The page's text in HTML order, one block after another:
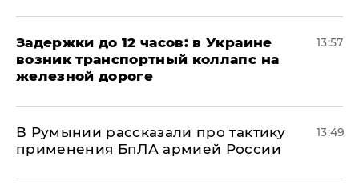
Задержки до 12 часов: в Украине
возник транспортный коллапс на
железной дороге
13:57
В Румынии рассказали про тактику
применения БпЛА армией России
13:49